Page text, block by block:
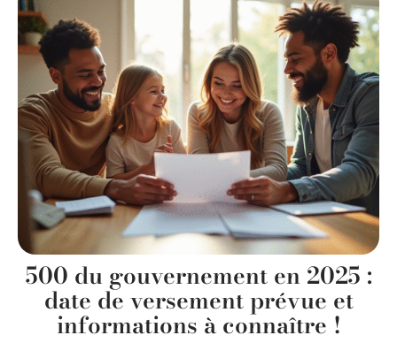
500 du gouvernement en 2025 :
date de versement prévue et
informations à connaître !